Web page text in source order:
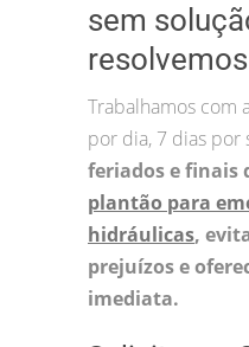
sem
Trabalhamos com
por dia, 7 dias por
feriados e finais
plantão para
hidráulicas,
prejuízos e
imediata.